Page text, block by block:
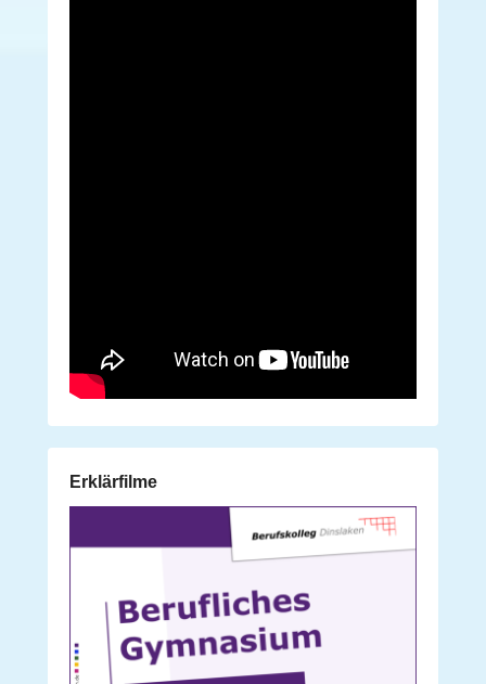
Erklärfilme